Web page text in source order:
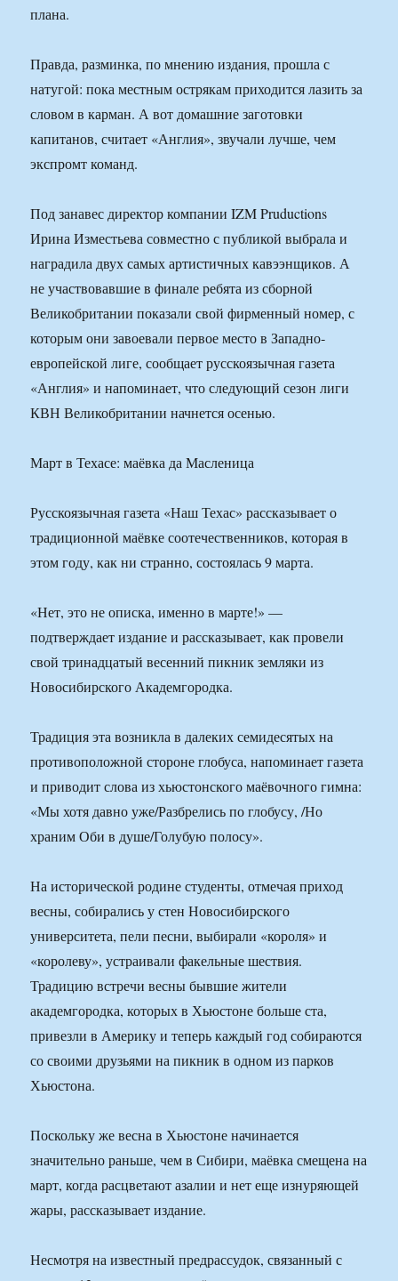
плана.
Правда, разминка, по мнению издания, прошла с
натугой: пока местным острякам приходится лазить за
словом в карман. А вот домашние заготовки
капитанов, считает «Англия», звучали лучше, чем
экспромт команд.
Под занавес директор компании IZM Pruductions
Ирина Изместьева совместно с публикой выбрала и
наградила двух самых артистичных кавээнщиков. А
не участвовавшие в финале ребята из сборной
Великобритании показали свой фирменный номер, с
которым они завоевали первое место в Западно­
европейской лиге, сообщает русскоязычная газета
«Англия» и напоминает, что следующий сезон лиги
КВН Великобритании начнется осенью.
Март в Техасе: маёвка да Масленица
Русскоязычная газета «Наш Техас» рассказывает о
традиционной маёвке соотечественников, которая в
этом году, как ни странно, состоялась 9 марта.
«Нет, это не описка, именно в марте!» —
подтверждает издание и рассказывает, как провели
свой тринадцатый весенний пикник земляки из
Новосибирского Академгородка.
Традиция эта возникла в далеких семидесятых на
противоположной стороне глобуса, напоминает газета
и приводит слова из хьюстонского маёвочного гимна:
«Мы хотя давно уже/Разбрелись по глобусу, /Но
храним Оби в душе/Голубую полосу».
На исторической родине студенты, отмечая приход
весны, собирались у стен Новосибирского
университета, пели песни, выбирали «короля» и
«королеву», устраивали факельные шествия.
Традицию встречи весны бывшие жители
академгородка, которых в Хьюстоне больше ста,
привезли в Америку и теперь каждый год собираются
со своими друзьями на пикник в одном из парков
Хьюстона.
Поскольку же весна в Хьюстоне начинается
значительно раньше, чем в Сибири, маёвка смещена на
март, когда расцветают азалии и нет еще изнуряющей
жары, рассказывает издание.
Несмотря на известный предрассудок, связанный с